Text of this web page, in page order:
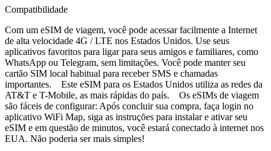
Compatibilidade
Com um eSIM de viagem, você pode acessar facilmente a Internet
de alta velocidade 4G / LTE nos Estados Unidos. Use seus
aplicativos favoritos para ligar para seus amigos e familiares, como
WhatsApp ou Telegram, sem limitações. Você pode manter seu
cartão SIM local habitual para receber SMS e chamadas
importantes. Este eSIM para os Estados Unidos utiliza as redes da
AT&T e T-Mobile, as mais rápidas do país. Os eSIMs de viagem
são fáceis de configurar: Após concluir sua compra, faça login no
aplicativo WiFi Map, siga as instruções para instalar e ativar seu
eSIM e em questão de minutos, você estará conectado à internet nos
EUA. Não poderia ser mais simples!